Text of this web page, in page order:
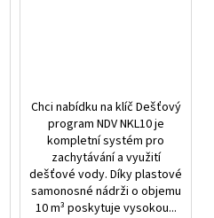
Chci nabídku na klíč Dešťový
program NDV NKL10 je
kompletní systém pro
zachytávání a využití
dešťové vody. Díky plastové
samonosné nádrži o objemu
10 m³ poskytuje vysokou...